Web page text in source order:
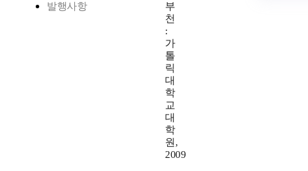
발행사항
부
천
:
가
톨
릭
대
학
교
대
학
원,
2009